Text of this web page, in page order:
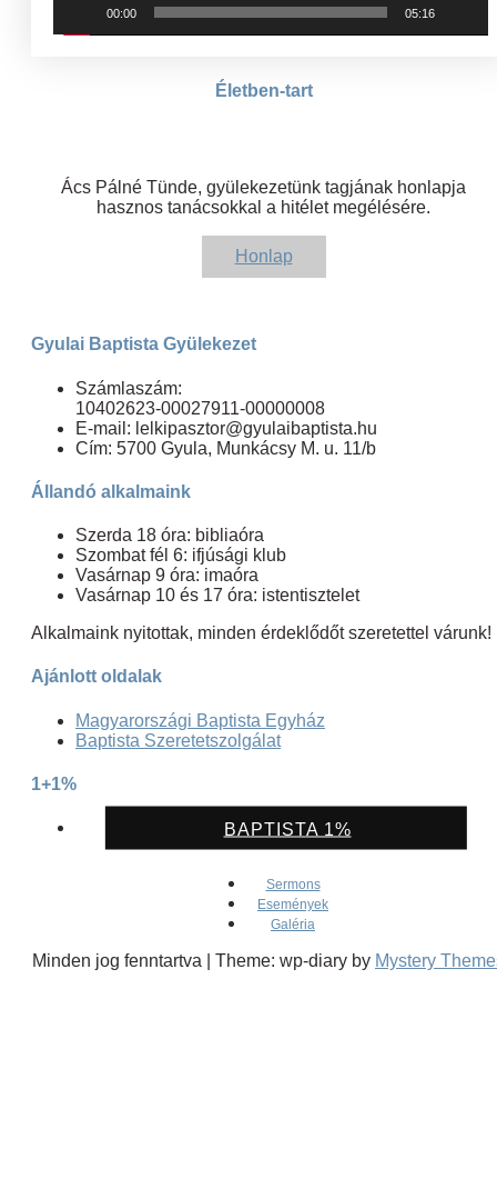
00:00 05:16
Életben-tart
Ács Pálné Tünde, gyülekezetünk tagjának honlapja
hasznos tanácsokkal a hitélet megélésére.
Honlap
Gyulai Baptista Gyülekezet
Számlaszám:
10402623-00027911-00000008
E-mail: lelkipasztor@gyulaibaptista.hu
Cím: 5700 Gyula, Munkácsy M. u. 11/b
Állandó alkalmaink
Szerda 18 óra: bibliaóra
Szombat fél 6: ifjúsági klub
Vasárnap 9 óra: imaóra
Vasárnap 10 és 17 óra: istentisztelet
Alkalmaink nyitottak, minden érdeklődőt szeretettel várunk!
Ajánlott oldalak
Magyarországi Baptista Egyház
Baptista Szeretetszolgálat
1+1%
BAPTISTA 1%
Sermons
Események
Galéria
Minden jog fenntartva Theme: wp-diary by Mystery